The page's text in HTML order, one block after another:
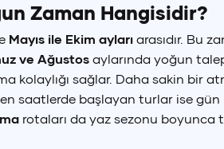
Zaman Hangisidir?
Mayıs ile Ekim ayları arasıdır. Bu
ve Ağustos aylarında yoğun
kolaylığı sağlar. Daha sakin bir
saatlerde başlayan turlar ise
rotaları da yaz sezonu boyunca